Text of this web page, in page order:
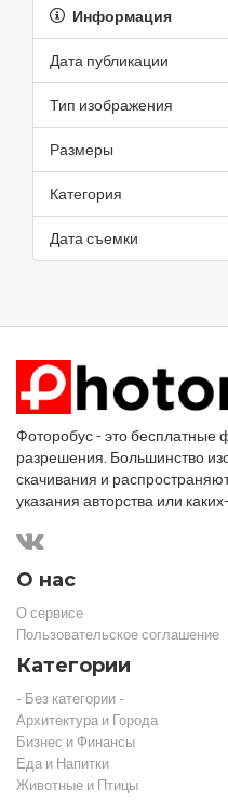
Информация
Дата публикации
Тип изображения
Размеры
Категория
Дата съемки
Фоторобус - это бесплатные
разрешения. Большинство
скачивания и
указания авторства или
О нас
О сервисе
Пользовательское соглашение
Категории
- Без категории -
Архитектура и Города
Бизнес и Финансы
Еда и Напитки
Животные и Птицы